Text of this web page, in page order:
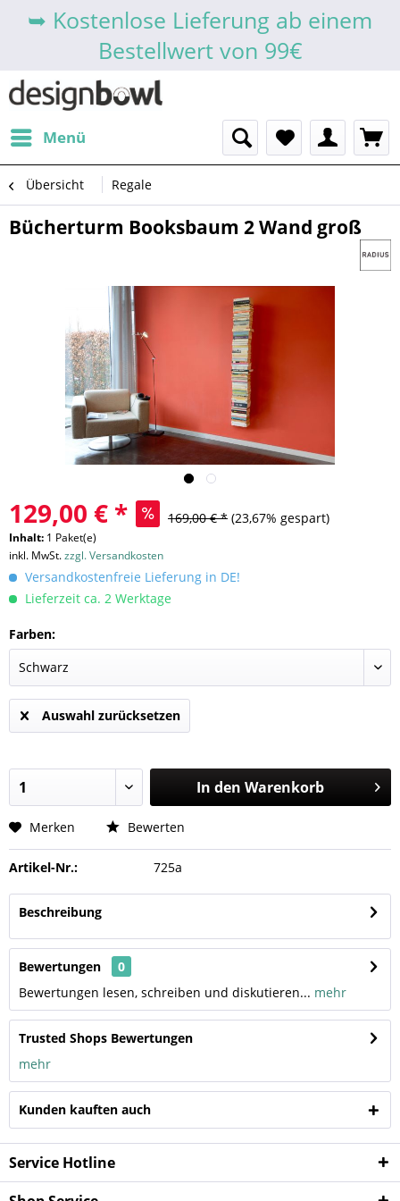
➥ Kostenlose Lieferung ab einem
Bestellwert von 99€
Menü
Übersicht Regale
Bücherturm Booksbaum 2 Wand groß
129,00 € * 169,00 € * (23,67% gespart)
Inhalt: 1 Paket(e)
inkl. MwSt.zzgl. Versandkosten
Versandkostenfreie Lieferung in DE!
Lieferzeit ca. 2 Werktage
Farben:
Auswahl zurücksetzen
In den Warenkorb
Merken Bewerten
Artikel-Nr.: 725a
Beschreibung
Bewertungen
0
Bewertungen lesen, schreiben und diskutieren... mehr
Trusted Shops Bewertungen
mehr
Kunden kauften auch
Service Hotline